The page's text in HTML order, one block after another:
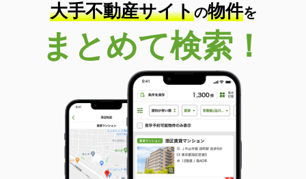
大手不動産サイトの物件を
まとめて検索！